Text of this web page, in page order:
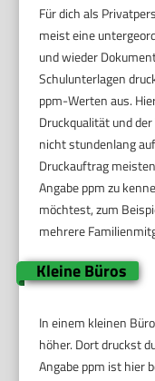
Für dich als
meist eine
und wieder
Schulunterlagen
ppm-Werten aus.
Druckqualität und
nicht stundenlang
Druckauftrag
Angabe ppm zu
möchtest, zum
mehrere
Kleine Büros
In einem kleinen
höher. Dort druckst
Angabe ppm ist hier